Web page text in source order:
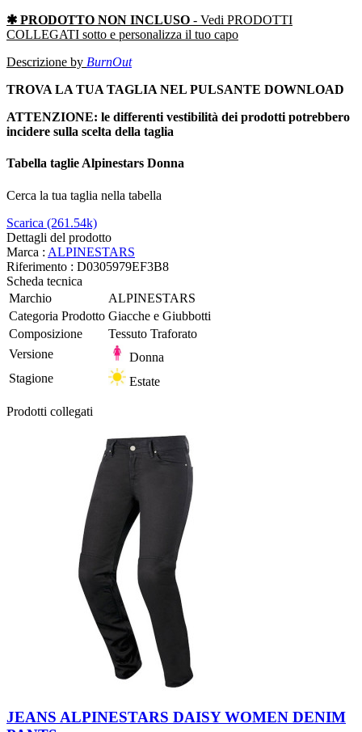
✱ PRODOTTO NON INCLUSO - Vedi PRODOTTI
COLLEGATI sotto e personalizza il tuo capo
Descrizione by BurnOut
TROVA LA TUA TAGLIA NEL PULSANTE DOWNLOAD
ATTENZIONE: le differenti vestibilità dei prodotti potrebbero
incidere sulla scelta della taglia
Tabella taglie Alpinestars Donna
Cerca la tua taglia nella tabella
Scarica (261.54k)
Dettagli del prodotto
Marca : ALPINESTARS
Riferimento : D0305979EF3B8
Scheda tecnica
Marchio
ALPINESTARS
Categoria Prodotto Giacche e Giubbotti
Composizione
Tessuto Traforato
Versione
Donna
Stagione
Estate
Prodotti collegati
JEANS ALPINESTARS DAISY WOMEN DENIM